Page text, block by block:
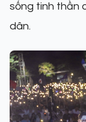
sống tinh thần
dân.